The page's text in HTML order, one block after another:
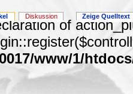
of
www/1/
Diskussion Zeige Quelltext